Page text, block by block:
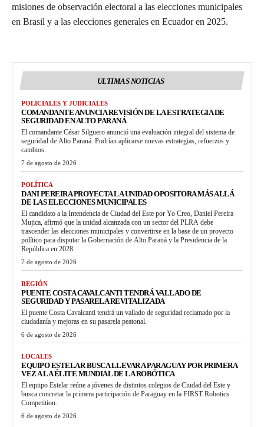
misiones de observación electoral a las elecciones municipales
en Brasil y a las elecciones generales en Ecuador en 2025.
ULTIMAS NOTICIAS
POLICIALES Y JUDICIALES
COMANDANTE ANUNCIA REVISIÓN DE LA ESTRATEGIA DE
SEGURIDAD EN ALTO PARANÁ
El comandante César Silguero anunció una evaluación integral del sistema de
seguridad de Alto Paraná. Podrían aplicarse nuevas estrategias, refuerzos y
cambios.
7 de agosto de 2026
POLÍTICA
DANI PEREIRA PROYECTA LA UNIDAD OPOSITORA MÁS ALLÁ
DE LAS ELECCIONES MUNICIPALES
El candidato a la Intendencia de Ciudad del Este por Yo Creo, Daniel Pereira
Mujica, afirmó que la unidad alcanzada con un sector del PLRA debe
trascender las elecciones municipales y convertirse en la base de un proyecto
político para disputar la Gobernación de Alto Paraná y la Presidencia de la
República en 2028.
7 de agosto de 2026
REGIÓN
PUENTE COSTA CAVALCANTI TENDRÁ VALLADO DE
SEGURIDAD Y PASARELA REVITALIZADA
El puente Costa Cavalcanti tendrá un vallado de seguridad reclamado por la
ciudadanía y mejoras en su pasarela peatonal.
6 de agosto de 2026
LOCALES
EQUIPO ESTELAR BUSCA LLEVAR A PARAGUAY POR PRIMERA
VEZ A LA ÉLITE MUNDIAL DE LA ROBÓTICA
El equipo Estelar reúne a jóvenes de distintos colegios de Ciudad del Este y
busca concretar la primera participación de Paraguay en la FIRST Robotics
Competition.
6 de agosto de 2026